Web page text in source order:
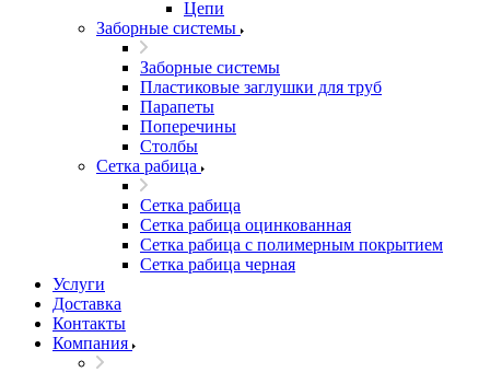
Цепи
Заборные системы
Заборные системы
Пластиковые заглушки для труб
Парапеты
Поперечины
Столбы
Сетка рабица
Сетка рабица
Сетка рабица оцинкованная
Сетка рабица с полимерным покрытием
Сетка рабица черная
Услуги
Доставка
Контакты
Компания